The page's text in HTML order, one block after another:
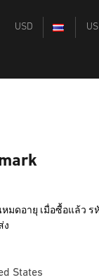
USD US
นหมดอายุ เมื่อซื้อแล้ว
ง
States